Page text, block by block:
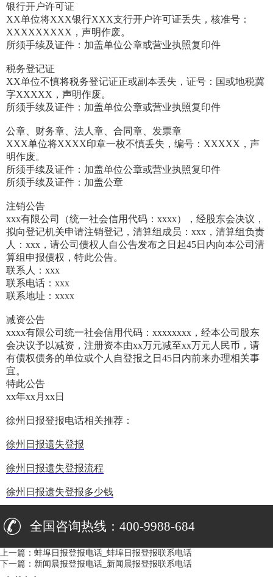
银行开户许可证
XX单位将XXX银行XXX支行开户许可证丢失，核准号：
XXXXXXXXX，声明作废。
所须手续及证件：加盖单位公章或营业执照复印件
税务登记证
XX单位不慎将税务登记证正或副本丢失，证号：国或地税冀
字XXXXX，声明作废。
所须手续及证件：加盖单位公章或营业执照复印件
公章、财务章、法人章、合同章、发票章
XXX单位将XXXX印章一枚不慎丢失，编号：XXXXX，声
明作废。
所须手续及证件：加盖单位公章或营业执照复印件
所须手续及证件：加盖公章
注销公告
xxx有限公司（统一社会信用代码：xxxx），经股东会决议，
拟向登记机关申请注销登记，清算组成员：xxx，清算组负责
人：xxx，请公司债权人自公告发布之日起45日内向本公司清
算组申报债权，特此公告。
联系人：xxx
联系电话：xxx
联系地址：xxxx
减资公告
xxxx有限公司统一社会信用代码：xxxxxxxx，经本公司股东
会决议予以减资，注册资本由xx万元减至xx万元人民币，请
有债权债务的单位或个人自登报之日45日内前来办理相关事
宜。
特此公告
xx年xx月xx日
徐州日报登报电话相关推荐：
徐州日报遗失登报
徐州日报遗失登报流程
徐州日报遗失登报多少钱
全国咨询热线：400-9988-684
上一篇： 蚌埠日报登报电话_蚌埠日报登报联系电话
下一篇： 新闻晨报登报电话_新闻晨报登报联系电话